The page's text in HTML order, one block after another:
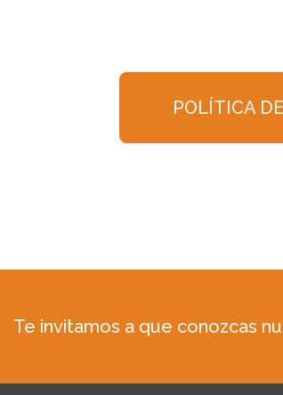
POLÍTICA
Te invitamos a que conozcas